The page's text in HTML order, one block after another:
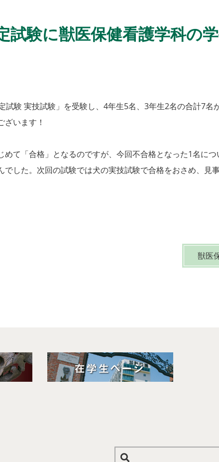
試験に獣医保健看護学科の
験 実技試験」を受験し、4年生5名、3年生2名の合計7名
います！
て「合格」となるのですが、今回不合格となった1名に
した。次回の試験では犬の実技試験で合格をおさめ、見
獣医